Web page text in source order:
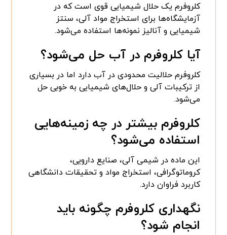
کلروفرم یک حلال شیمیایی قوی است که در
آزمایشگاه‌ها برای استخراج مواد آلی، سنتز
شیمیایی و آنالیز نمونه‌ها استفاده می‌شود.
آیا کلروفرم در آب حل می‌شود؟
کلروفرم حلالیت محدودی در آب دارد اما در بسیاری
از ترکیبات آلی و حلال‌های شیمیایی به خوبی حل
می‌شود.
کلروفرم بیشتر در چه زمینه‌هایی
استفاده می‌شود؟
این ماده در شیمی آلی، صنایع دارویی،
کروماتوگرافی، استخراج مواد و تحقیقات دانشگاهی
کاربرد فراوان دارد.
نگهداری کلروفرم چگونه باید
انجام شود؟